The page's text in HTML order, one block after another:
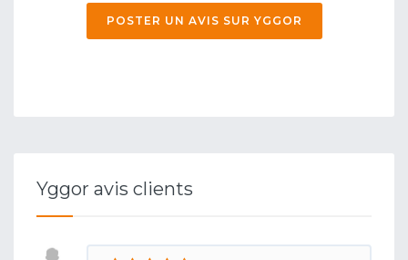
POSTER UN AVIS SUR YGGOR
Yggor avis clients